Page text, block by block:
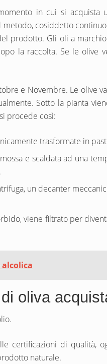
in cui si
metodo, cosiddetto
prodotto. Gli oli a
la raccolta. Se le olive
e Novembre. Le olive
Sotto la pianta
procede così:
trasformate in
e scaldata ad una
un decanter
viene filtrato per
alcolica
oliva
certificazioni di qualità,
naturale.